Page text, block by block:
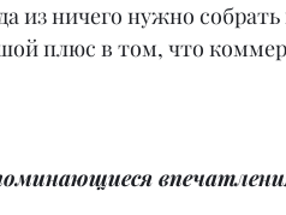
из ничего нужно собрать
плюс в том, что